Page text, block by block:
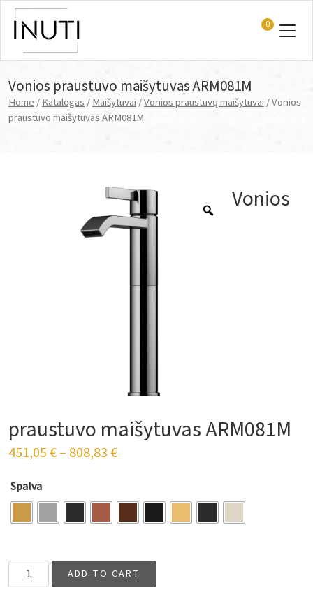
Main Navigation
0
Vonios praustuvo maišytuvas ARM081M
Home/Katalogas/Maišytuvai/Vonios praustuvų maišytuvai/ Vonios
praustuvo maišytuvas ARM081M
Vonios
praustuvo maišytuvas ARM081M
451,05€– 808,83€
Spalva
Vonios praustuvo maišytuvas ARM081M quantity
ADD TO CART